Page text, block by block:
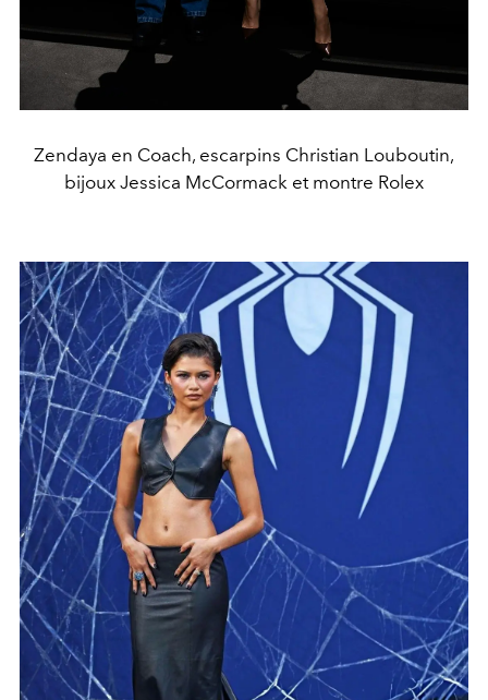
Zendaya en Coach, escarpins Christian Louboutin,
bijoux Jessica McCormack et montre Rolex